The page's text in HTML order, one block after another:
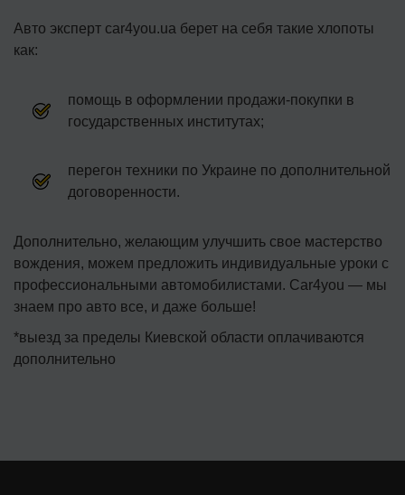
Авто эксперт car4you.ua берет на себя такие хлопоты
как:
помощь в оформлении продажи-покупки в
государственных институтах;
перегон техники по Украине по дополнительной
договоренности.
Дополнительно, желающим улучшить свое мастерство
вождения, можем предложить индивидуальные уроки с
профессиональными автомобилистами. Сar4you — мы
знаем про авто все, и даже больше!
*выезд за пределы Киевской области оплачиваются
дополнительно